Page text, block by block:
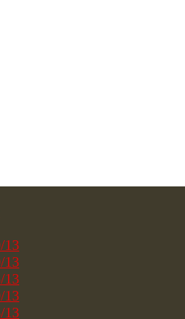
13
13
13
13
13